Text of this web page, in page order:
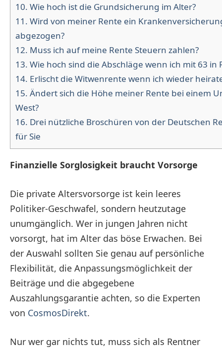
10. Wie hoch ist die Grundsicherung im Alter?
11. Wird von meiner Rente ein
abgezogen?
12. Muss ich auf meine Rente Steuern zahlen?
13. Wie hoch sind die Abschläge wenn ich mit 63 in
14. Erlischt die Witwenrente wenn ich wieder
15. Ändert sich die Höhe meiner Rente bei einem
West?
16. Drei nützliche Broschüren von der Deutschen
für Sie
Finanzielle Sorglosigkeit braucht Vorsorge
Die private Altersvorsorge ist kein leeres
Politiker-Geschwafel, sondern heutzutage
unumgänglich. Wer in jungen Jahren nicht
vorsorgt, hat im Alter das böse Erwachen. Bei
der Auswahl sollten Sie genau auf persönliche
Flexibilität, die Anpassungsmöglichkeit der
Beiträge und die abgegebene
Auszahlungsgarantie achten, so die Experten
von CosmosDirekt.
Nur wer gar nichts tut, muss sich als Rentner